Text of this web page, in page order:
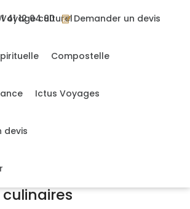
la découverte de sa cuisine est une
l'orient et de l'occident."/>
Voyage culturel
Compostelle
Ictus Voyages
devis
41 12 04 80 Demander un devis
LES TRÉSORS DE LA TERRE